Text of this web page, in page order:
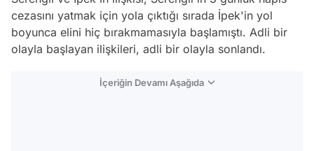
cezasını yatmak için yola çıktığı sırada İpek'in yol
boyunca elini hiç bırakmamasıyla başlamıştı. Adli bir
olayla başlayan ilişkileri, adli bir olayla sonlandı.
İçeriğin Devamı Aşağıda